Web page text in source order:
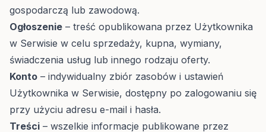
gospodarczą lub zawodową.
Ogłoszenie – treść opublikowana przez Użytkownika
w Serwisie w celu sprzedaży, kupna, wymiany,
świadczenia usług lub innego rodzaju oferty.
Konto – indywidualny zbiór zasobów i ustawień
Użytkownika w Serwisie, dostępny po zalogowaniu się
przy użyciu adresu e-mail i hasła.
Treści – wszelkie informacje publikowane przez